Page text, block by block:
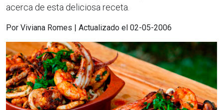
acerca de esta deliciosa receta.
Por Viviana Romes | Actualizado el 02-05-2006